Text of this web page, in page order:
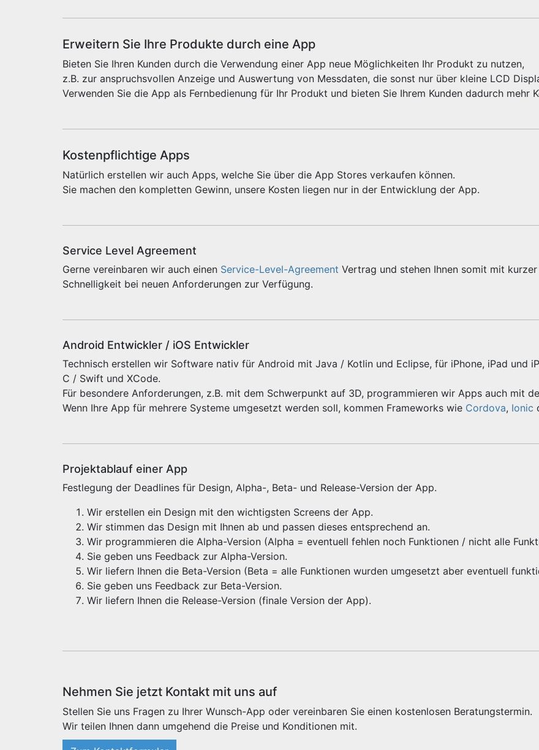
Erweitern Sie Ihre Produkte durch eine App
Bieten Sie Ihren Kunden durch die Verwendung einer App neue Möglichkeiten Ihr Produkt zu nutzen,
z.B. zur anspruchsvollen Anzeige und Auswertung von Messdaten, die sonst nur über kleine LCD
Verwenden Sie die App als Fernbedienung für Ihr Produkt und bieten Sie Ihrem Kunden dadurch mehr
Kostenpflichtige Apps
Natürlich erstellen wir auch Apps, welche Sie über die App Stores verkaufen können.
Sie machen den kompletten Gewinn, unsere Kosten liegen nur in der Entwicklung der App.
Service Level Agreement
Gerne vereinbaren wir auch einen Service-Level-Agreement Vertrag und stehen Ihnen somit mit
Schnelligkeit bei neuen Anforderungen zur Verfügung.
Android Entwickler / iOS Entwickler
Technisch erstellen wir Software nativ für Android mit Java / Kotlin und Eclipse, für iPhone, iPad und
C / Swift und XCode.
Für besondere Anforderungen, z.B. mit dem Schwerpunkt auf 3D, programmieren wir Apps auch mit
Wenn Ihre App für mehrere Systeme umgesetzt werden soll, kommen Frameworks wie Cordova, Ionic
Projektablauf einer App
Festlegung der Deadlines für Design, Alpha-, Beta- und Release-Version der App.
Wir erstellen ein Design mit den wichtigsten Screens der App.
Wir stimmen das Design mit Ihnen ab und passen dieses entsprechend an.
Wir programmieren die Alpha-Version (Alpha = eventuell fehlen noch Funktionen / nicht alle
Sie geben uns Feedback zur Alpha-Version.
Wir liefern Ihnen die Beta-Version (Beta = alle Funktionen wurden umgesetzt aber eventuell
Sie geben uns Feedback zur Beta-Version.
Wir liefern Ihnen die Release-Version (finale Version der App).
Nehmen Sie jetzt Kontakt mit uns auf
Stellen Sie uns Fragen zu Ihrer Wunsch-App oder vereinbaren Sie einen kostenlosen Beratungstermin.
Wir teilen Ihnen dann umgehend die Preise und Konditionen mit.